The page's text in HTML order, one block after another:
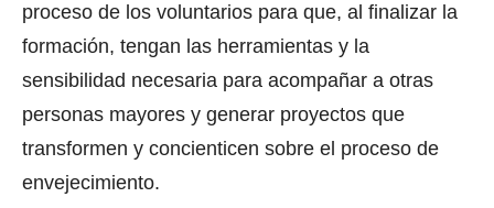
proceso de los voluntarios para que, al finalizar la
formación, tengan las herramientas y la
sensibilidad necesaria para acompañar a otras
personas mayores y generar proyectos que
transformen y concienticen sobre el proceso de
envejecimiento.